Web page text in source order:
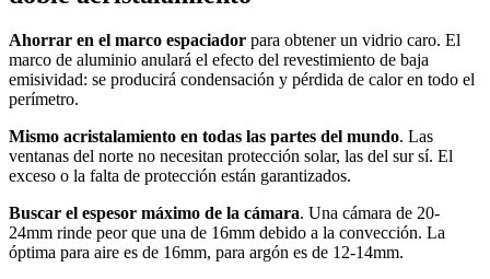
Ahorrar en el marco espaciador para obtener un vidrio caro. El
marco de aluminio anulará el efecto del revestimiento de baja
emisividad: se producirá condensación y pérdida de calor en todo el
perímetro.
Mismo acristalamiento en todas las partes del mundo. Las
ventanas del norte no necesitan protección solar, las del sur sí. El
exceso o la falta de protección están garantizados.
Buscar el espesor máximo de la cámara. Una cámara de 20-
24mm rinde peor que una de 16mm debido a la convección. La
óptima para aire es de 16mm, para argón es de 12-14mm.